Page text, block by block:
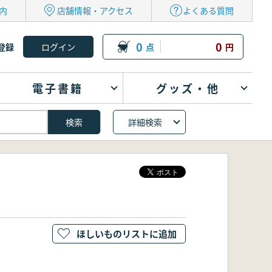
店舗情報・アクセス よくある質問
録 0 点 0 円
電子書籍 グッズ・他
詳細検索
ほしいものリストに追加